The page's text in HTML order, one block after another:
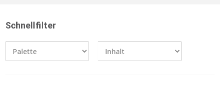
Schnellfilter